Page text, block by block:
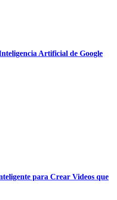
Artificial de Google
para Crear Videos que